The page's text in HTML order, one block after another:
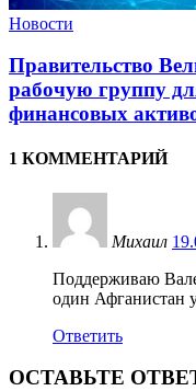
Новости
Правительство
рабочую группу
финансовых
1 КОММЕНТАРИЙ
Михаил
Поддерживаю
один Афганистан
Ответить
ОСТАВЬТЕ